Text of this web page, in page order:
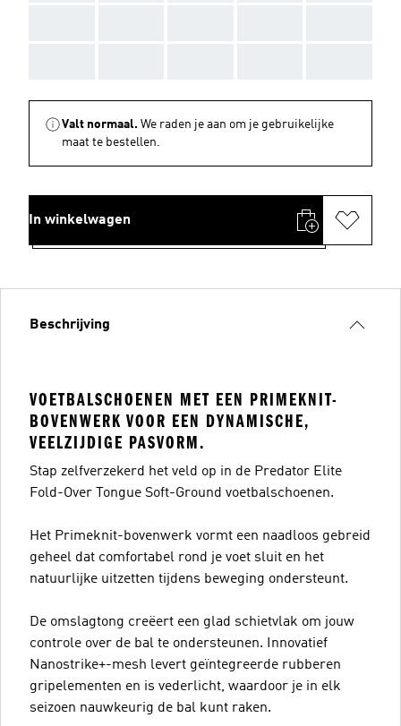
Valt normaal. We raden je aan om je gebruikelijke
maat te bestellen.
In winkelwagen
Beschrijving
VOETBALSCHOENEN MET EEN PRIMEKNIT-
BOVENWERK VOOR EEN DYNAMISCHE,
VEELZIJDIGE PASVORM.
Stap zelfverzekerd het veld op in de Predator Elite
Fold-Over Tongue Soft-Ground voetbalschoenen.
Het Primeknit-bovenwerk vormt een naadloos gebreid
geheel dat comfortabel rond je voet sluit en het
natuurlijke uitzetten tijdens beweging ondersteunt.
De omslagtong creëert een glad schietvlak om jouw
controle over de bal te ondersteunen. Innovatief
Nanostrike+-mesh levert geïntegreerde rubberen
gripelementen en is vederlicht, waardoor je in elk
seizoen nauwkeurig de bal kunt raken.